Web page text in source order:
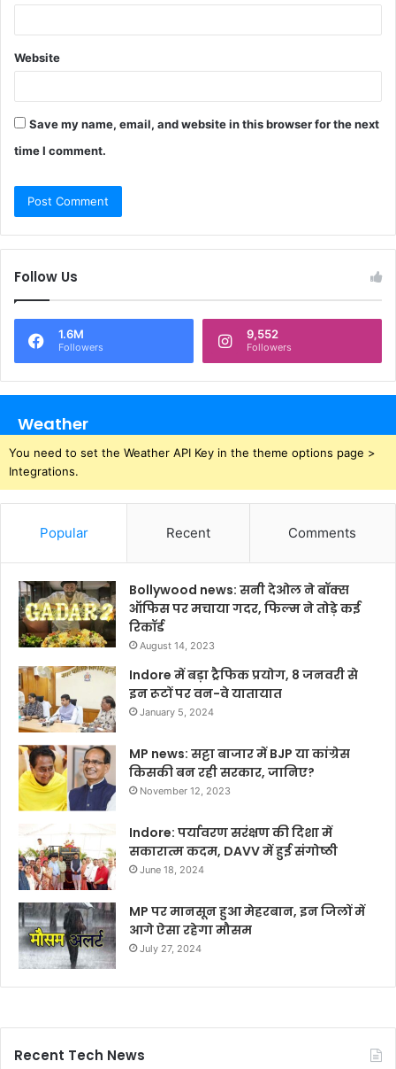
Website
Save my name, email, and website in this browser for the next
time I comment.
Follow Us
1.6M
Followers
9,552
Followers
Weather
You need to set the Weather API Key in the theme options page >
Integrations.
Popular Recent Comments
Bollywood news: सनी देओल ने बॉक्स
ऑफिस पर मचाया गदर, फिल्म ने तोड़े कई
रिकॉर्ड
August 14, 2023
Indore में बड़ा ट्रैफिक प्रयोग, 8 जनवरी से
इन रूटों पर वन-वे यातायात
January 5, 2024
MP news: सट्टा बाजार में BJP या कांग्रेस
किसकी बन रही सरकार, जानिए?
November 12, 2023
Indore: पर्यावरण सरंक्षण की दिशा में
सकारात्म कदम, DAVV में हुई संगोष्ठी
June 18, 2024
MP पर मानसून हुआ मेहरबान, इन जिलों में
आगे ऐसा रहेगा मौसम
July 27, 2024
Recent Tech News